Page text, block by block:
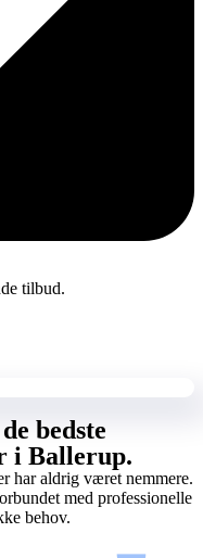
tilbud.
bedste
i Ballerup.
har aldrig været nemmere.
med professionelle
behov.